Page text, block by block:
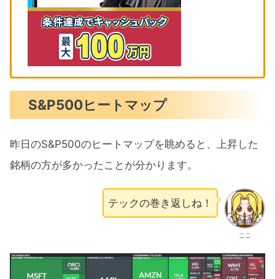
S&P500ヒートマップ
昨日のS&P500のヒートマップを眺めると、上昇した
銘柄の方が多かったことが分かります。
ここ
テックの巻き返しね！